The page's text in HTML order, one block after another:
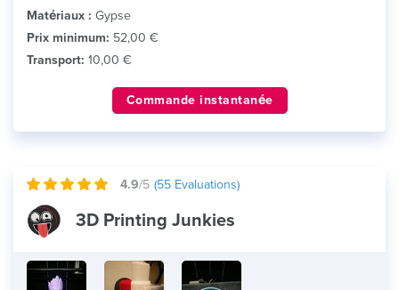
Matériaux : Gypse
Prix minimum: 52,00 €
Transport: 10,00 €
Commande instantanée
4.9/5 (55 Evaluations)
3D Printing Junkies